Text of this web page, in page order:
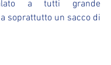
a tutti grande
soprattutto un sacco di